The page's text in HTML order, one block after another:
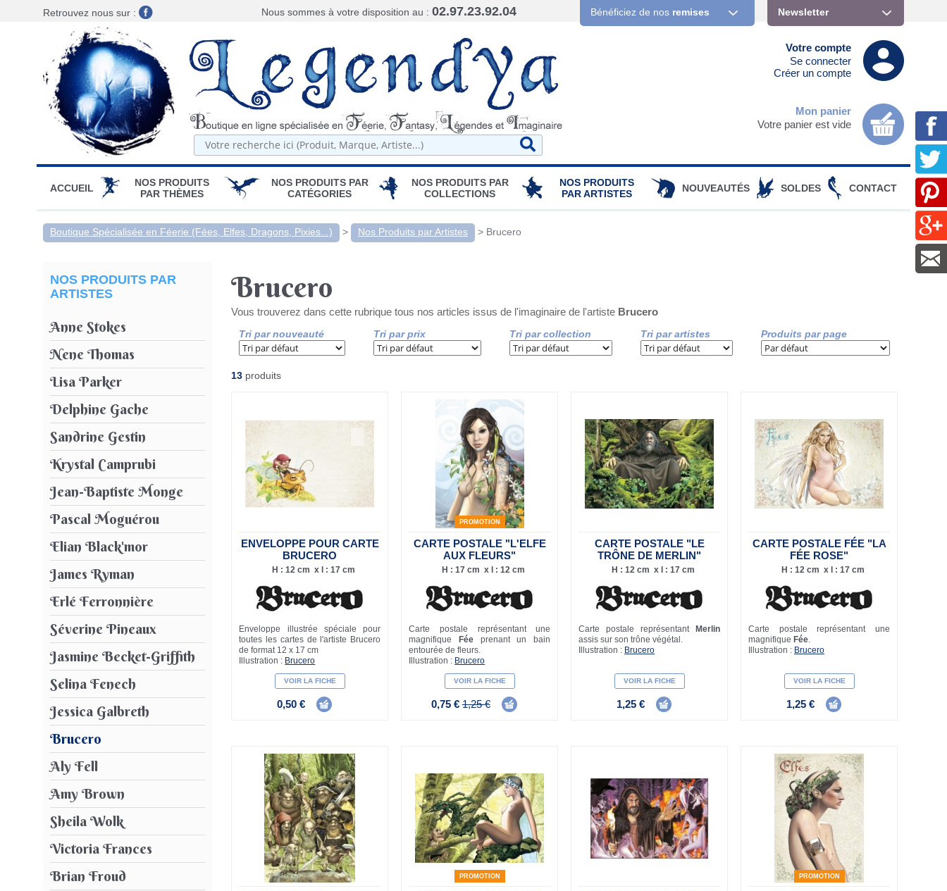
Retrouvez nous sur : Nous sommes à votre disposition au : 02.97.23.92.04 Bénéficiez de nos remises Newsletter
Votre compte
Se connecter
Créer un compte
Mon panier
Votre panier est vide
ACCUEIL
NOS PRODUITS
PAR THÈMES
NOS PRODUITS PAR
CATÉGORIES
NOS PRODUITS PAR
COLLECTIONS
NOS PRODUITS
PAR ARTISTES
NOUVEAUTÉS SOLDES CONTACT
Boutique Spécialisée en Féerie (Fées, Elfes, Dragons, Pixies...) > Nos Produits par Artistes > Brucero
NOS PRODUITS PAR
ARTISTES
Anne Stokes
Nene Thomas
Lisa Parker
Delphine Gache
Sandrine Gestin
Krystal Camprubi
Jean-Baptiste Monge
Pascal Moguérou
Elian Black'mor
James Ryman
Erlé Ferronnière
Séverine Pineaux
Jasmine Becket-Griffith
Selina Fenech
Jessica Galbreth
Brucero
Aly Fell
Amy Brown
Sheila Wolk
Victoria Frances
Brian Froud
Brucero
Vous trouverez dans cette rubrique tous nos articles issus de l'imaginaire de l'artiste Brucero
Tri par nouveauté Tri par prix Tri par collection Tri par artistes Produits par page
13 produits
ENVELOPPE POUR CARTE
BRUCERO
H : 12 cm x l : 17 cm
Enveloppe illustrée spéciale pour
toutes les cartes de l'artiste Brucero
de format 12 x 17 cm
Illustration : Brucero
VOIR LA FICHE
0,50 €
PROMOTION
CARTE POSTALE "L'ELFE
AUX FLEURS"
H : 17 cm x l : 12 cm
Carte postale représentant une
magnifique Féeprenant un bain
entourée de fleurs.
Illustration : Brucero
VOIR LA FICHE
0,75 €1,25 €
CARTE POSTALE "LE
TRÔNE DE MERLIN"
H : 12 cm x l : 17 cm
Carte postale représentantMerlin
assis sur son trône végétal.
Illustration : Brucero
VOIR LA FICHE
1,25 €
CARTE POSTALE FÉE "LA
FÉE ROSE"
H : 12 cm x l : 17 cm
Carte postale représentant une
magnifiqueFée
Illustration : Brucero
VOIR LA FICHE
1,25 €
PROMOTION PROMOTION